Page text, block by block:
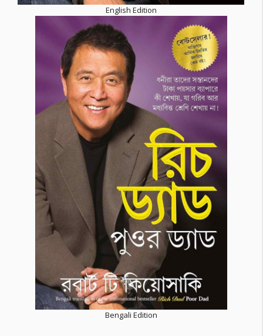
English Edition
Bengali Edition